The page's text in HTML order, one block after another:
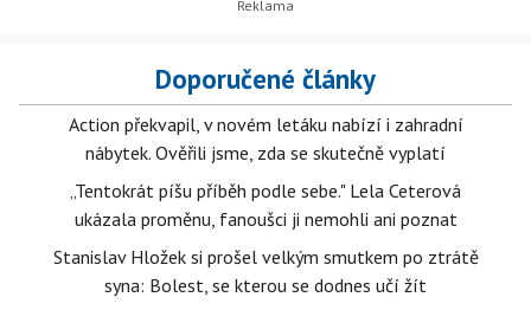
Doporučené články
Action překvapil, v novém letáku nabízí i zahradní
nábytek. Ověřili jsme, zda se skutečně vyplatí
„Tentokrát píšu příběh podle sebe." Lela Ceterová
ukázala proměnu, fanoušci ji nemohli ani poznat
Stanislav Hložek si prošel velkým smutkem po ztrátě
syna: Bolest, se kterou se dodnes učí žít